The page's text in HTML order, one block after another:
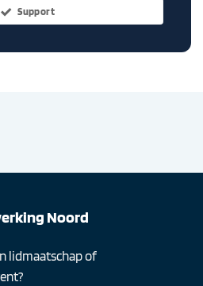
Support
Noord
lidmaatschap of